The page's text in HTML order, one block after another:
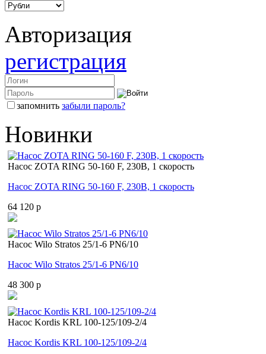
Авторизация
регистрация
запомнить забыли пароль?
Новинки
Насос ZOTA RING 50-160 F, 230В, 1 скорость
Насос ZOTA RING 50-160 F, 230В, 1 скорость
64 120 p
Насос Wilo Stratos 25/1-6 PN6/10
Насос Wilo Stratos 25/1-6 PN6/10
48 300 p
Насос Kordis KRL 100-125/109-2/4
Насос Kordis KRL 100-125/109-2/4